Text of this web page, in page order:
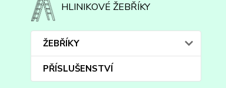
HLINIKOVÉ ŽEBŘÍKY
ŽEBŘÍKY
PŘÍSLUŠENSTVÍ